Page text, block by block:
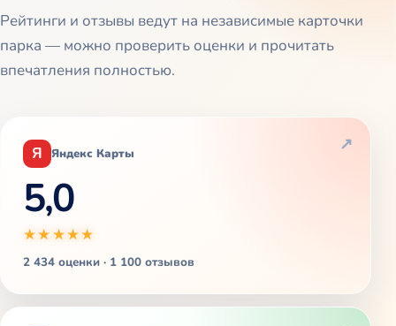
Рейтинги и отзывы ведут на независимые карточки
парка — можно проверить оценки и прочитать
впечатления полностью.
Я Яндекс Карты
5,0
★★★★★
2 434 оценки · 1 100 отзывов